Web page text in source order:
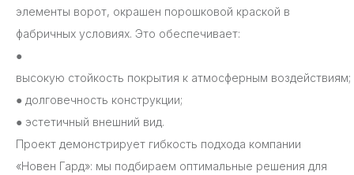
элементы ворот, окрашен порошковой краской в
фабричных условиях. Это обеспечивает:
●
высокую стойкость покрытия к атмосферным воздействиям;
● долговечность конструкции;
● эстетичный внешний вид.
Проект демонстрирует гибкость подхода компании
«Новен Гард»: мы подбираем оптимальные решения для